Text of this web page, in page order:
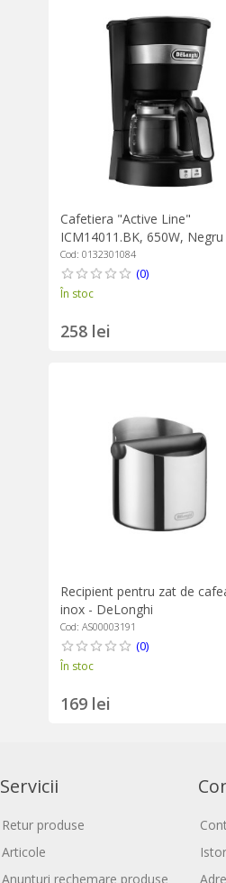
Cafetiera "Active Line"
ICM14011.BK, 650W, Negru
DeLonghi
Cod: 0132301084
(0)
În stoc
258 lei
Recipient pentru zat de
inox - DeLonghi
Cod: AS00003191
(0)
În stoc
169 lei
Servicii
Retur produse
Articole
Anunturi rechemare produse